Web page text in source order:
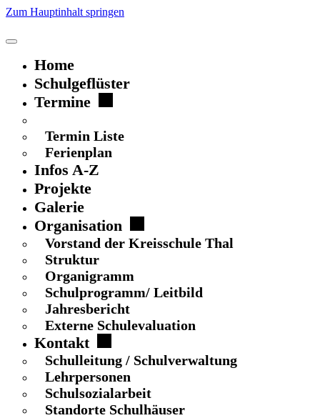
Zum Hauptinhalt springen
Home
Schulgeflüster
Termine
Termin Liste
Ferienplan
Infos A-Z
Projekte
Galerie
Organisation
Vorstand der Kreisschule Thal
Struktur
Organigramm
Schulprogramm/ Leitbild
Jahresbericht
Externe Schulevaluation
Kontakt
Schulleitung / Schulverwaltung
Lehrpersonen
Schulsozialarbeit
Standorte Schulhäuser